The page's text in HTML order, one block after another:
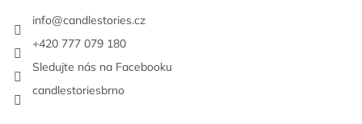
info@candlestories.cz
+420 777 079 180
Sledujte nás na Facebooku
candlestoriesbrno